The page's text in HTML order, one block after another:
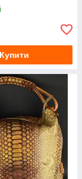
Купити